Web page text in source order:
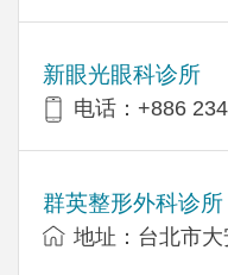
新眼光眼科诊所
电话：+886
群英整形外科诊所
地址：台北市